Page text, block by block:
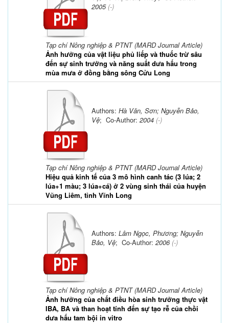
Tạp chí Nông nghiệp & PTNT (MARD Journal Article)
Ảnh hưởng của vật liệu phủ liếp và thuốc trừ sâu
đến sự sinh trưởng và năng suất dưa hấu trong
mùa mưa ở đồng bằng sông Cửu Long
2005(-)
Tạp chí Nông nghiệp & PTNT (MARD Journal Article)
Hiệu quả kinh tế của 3 mô hình canh tác (3 lúa; 2
lúa+1 màu; 3 lúa+cá) ở 2 vùng sinh thái của huyện
Vũng Liêm, tỉnh Vĩnh Long
Authors: Hà Văn, Sơn; Nguyễn Bảo,
Vệ; Co-Author: 2004 (-)
Tạp chí Nông nghiệp & PTNT (MARD Journal Article)
Ảnh hưởng của chất điều hòa sinh trưởng thực vật
IBA, BA và than hoạt tính đến sự tạo rễ của chồi
dưa hấu tam bội in vitro
Authors: Lâm Ngọc, Phương; Nguyễn
Bảo, Vệ; Co-Author: 2006(-)